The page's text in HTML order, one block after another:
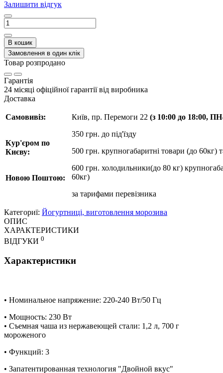
Залишити відгук
В кошик
Замовлення в один клік
Товар розпродано
Гарантія
24 місяці офіційної гарантії від виробника
Доставка
Самовивіз:
Кур'єром по
Києву:
Новою Поштою:
Київ, пр. Перемоги 22 (з 10:00 до 18:00,
350 грн. до під'їзду
500 грн. крупногабаритні товари (до 60кг)
600 грн. холодильники(до 80 кг)
60кг)
за тарифами перевізника
Категориї: Йогуртниці, виготовлення морозива
ОПИС
ХАРАКТЕРИСТИКИ
ВІДГУКИ 0
Характеристики
• Номинальное напряжение: 220-240 Вт/50 Гц
• Мощность: 230 Вт
• Съемная чаша из нержавеющей стали: 1,2 л, 700 г
мороженого
• Функций: 3
• Запатентированная технология "Двойной вкус"